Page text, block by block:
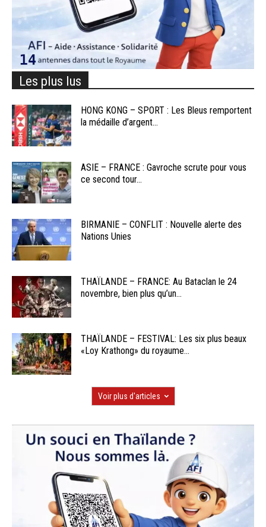
Les plus lus
HONG KONG – SPORT : Les Bleus remportent
la médaille d’argent...
ASIE – FRANCE : Gavroche scrute pour vous
ce second tour...
BIRMANIE – CONFLIT : Nouvelle alerte des
Nations Unies
THAÏLANDE – FRANCE: Au Bataclan le 24
novembre, bien plus qu’un...
THAÏLANDE – FESTIVAL: Les six plus beaux
«Loy Krathong» du royaume...
Voir plus d'articles